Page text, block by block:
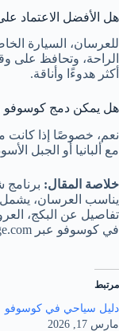
هل الأفضل الاعتماد
للعرسان، السيارة
الراحة، وتحافظ على
أكثر هدوءًا وأناقة.
هل يمكن دمج كوسوفو
مع ألبانيا أو الجبل
خلاصة المقال:
يناسب العرسان، يشمل
تفاصيل عن البكج،
في كوسوفو عبر azeripackage.com.
مرتبط
دليل سياحي في كوسوفو
مارس 17, 2026